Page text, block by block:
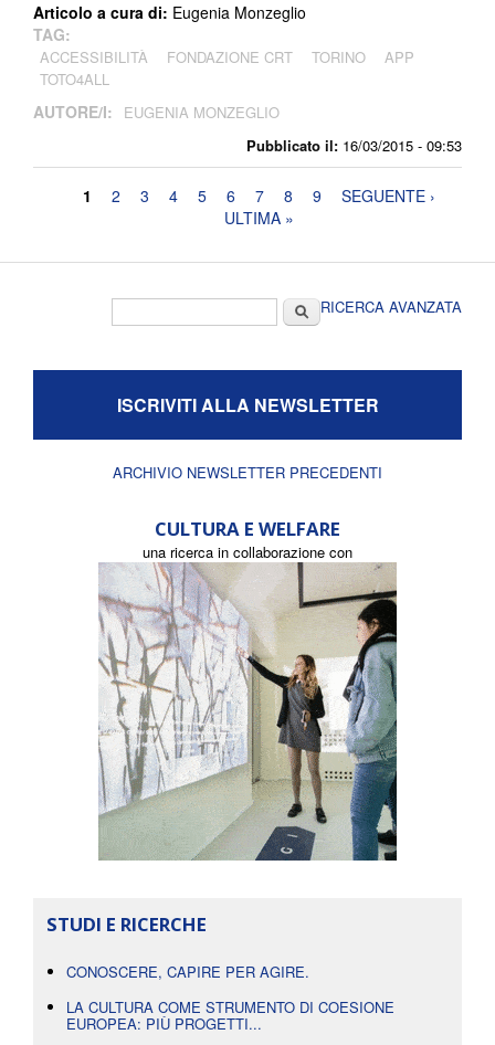
Pubblicato il: 16/03/2015 - 09:53
Articolo a cura di: Eugenia Monzeglio
TAG:
ACCESSIBILITÀ FONDAZIONE CRT TORINO
APP
TOTO4ALL
AUTORE/I: EUGENIA MONZEGLIO
Pagine
1 2 3 4 5 6 7 8 9
SEGUENTE ›
ULTIMA »
CercaRICERCA AVANZATA
ISCRIVITI ALLA NEWSLETTER
ARCHIVIO NEWSLETTER PRECEDENTI
CULTURA E WELFARE
una ricerca in collaborazione con
STUDI E RICERCHE
CONOSCERE, CAPIRE PER AGIRE.
LA CULTURA COME STRUMENTO DI COESIONE
EUROPEA: PIÙ PROGETTI...